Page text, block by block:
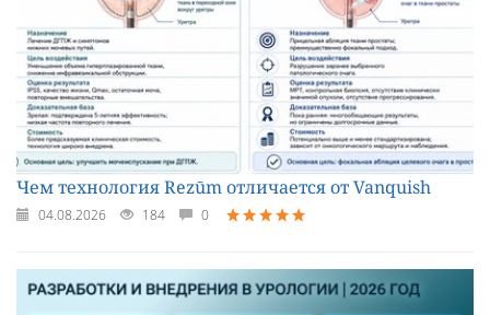
Чем технология Rezūm отличается от Vanquish
04.08.2026 184 0